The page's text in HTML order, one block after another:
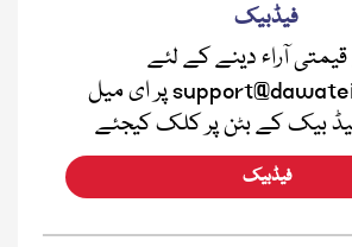
فیڈبیک
قیمتی آراء دینے کے لئے
support@dawateislami.net پر ای میل
بیک کے بٹن پر کلک کیجئے
فیڈبیک